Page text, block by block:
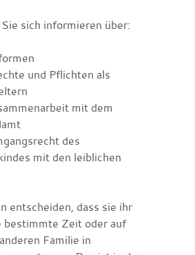
sich informieren über:
und Pflichten als
mit dem
des
mit den leiblichen
entscheiden, dass sie ihr
bestimmte Zeit oder auf
Familie in